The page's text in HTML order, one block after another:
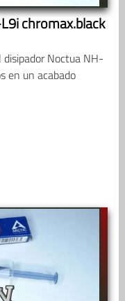
chromax.black
Noctua NH-
en un acabado